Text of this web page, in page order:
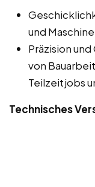
und
Präzision
von
Teilzeitjobs
Technisches